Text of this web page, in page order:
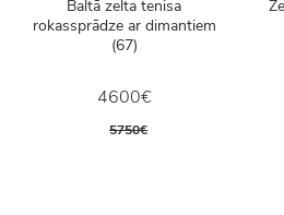
Baltā zelta tenisa
rokassprādze ar dimantiem
(67)
4600€
5750€